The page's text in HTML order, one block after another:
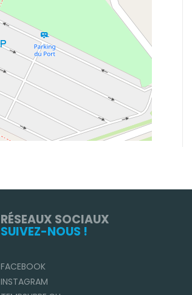
RÉSEAUX SOCIAUX
SUIVEZ-NOUS !
FACEBOOK
INSTAGRAM